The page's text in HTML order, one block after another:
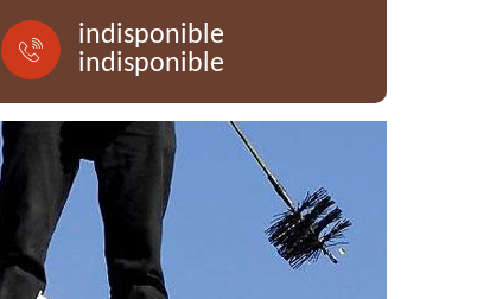
indisponible
indisponible